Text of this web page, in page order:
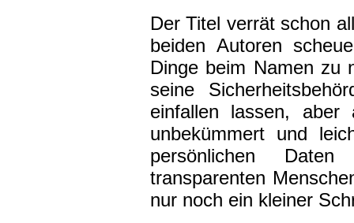
Der Titel verrät schon
beiden Autoren
Dinge beim Namen zu
seine
einfallen lassen,
unbekümmert und
persönlichen
transparenten
nur noch ein kleiner